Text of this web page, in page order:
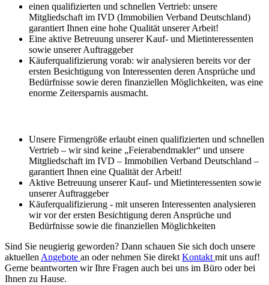
einen qualifizierten und schnellen Vertrieb: unsere
Mitgliedschaft im IVD (Immobilien Verband Deutschland)
garantiert Ihnen eine hohe Qualität unserer Arbeit!
Eine aktive Betreuung unserer Kauf- und Mietinteressenten
sowie unserer Auftraggeber
Käuferqualifizierung vorab: wir analysieren bereits vor der
ersten Besichtigung von Interessenten deren Ansprüche und
Bedürfnisse sowie deren finanziellen Möglichkeiten, was eine
enorme Zeitersparnis ausmacht.
Unsere Firmengröße erlaubt einen qualifizierten und schnellen
Vertrieb – wir sind keine „Feierabendmakler“ und unsere
Mitgliedschaft im IVD – Immobilien Verband Deutschland –
garantiert Ihnen eine Qualität der Arbeit!
Aktive Betreuung unserer Kauf- und Mietinteressenten sowie
unserer Auftraggeber
Käuferqualifizierung - mit unseren Interessenten analysieren
wir vor der ersten Besichtigung deren Ansprüche und
Bedürfnisse sowie die finanziellen Möglichkeiten
Sind Sie neugierig geworden? Dann schauen Sie sich doch unsere
aktuellenAngebote an oder nehmen Sie direktKontaktmit uns auf!
Gerne beantworten wir Ihre Fragen auch bei uns im Büro oder bei
Ihnen zu Hause.